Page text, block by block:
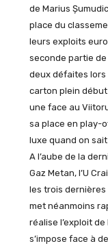
de Marius
place du
leurs exploits
seconde partie
deux défaites lors
carton plein
une face au
sa place en play-
luxe quand on
A l’aube de la
Gaz Metan, l’U
les trois
met néanmoins
réalise l’exploit
s’impose face à